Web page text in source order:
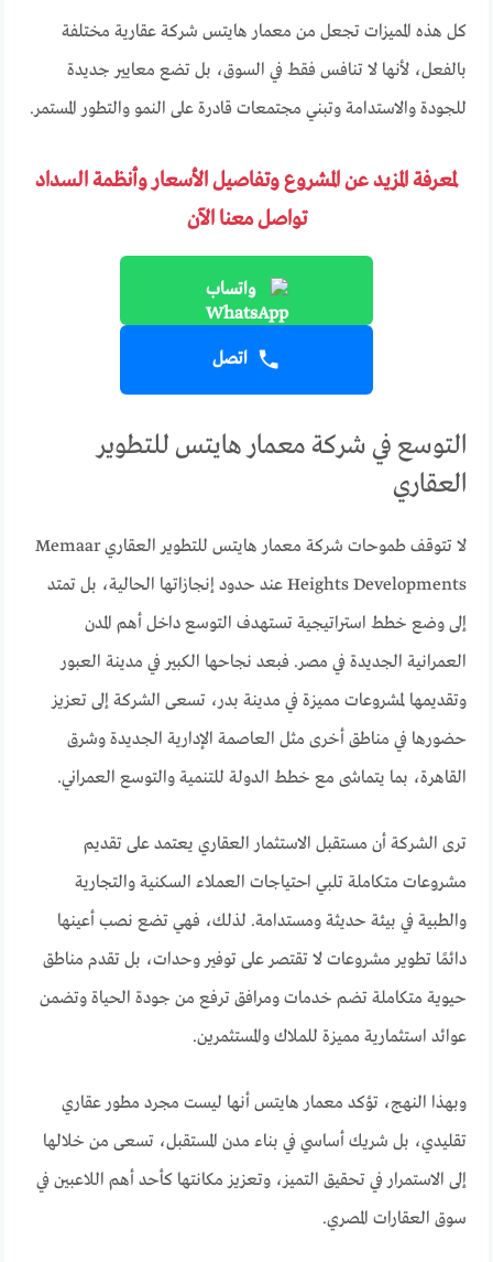
كل هذه المميزات تجعل من معمار هايتس شركة عقارية مختلفة
بالفعل، لأنها لا تنافس فقط في السوق، بل تضع معايير جديدة
للجودة والاستدامة وتبني مجتمعات قادرة على النمو والتطور المستمر.
لمعرفة المزيد عن المشروع وتفاصيل الأسعار وأنظمة السداد
تواصل معنا الآن
واتساب
اتصل
التوسع في شركة معمار هايتس للتطوير
العقاري
لا تتوقف طموحات شركة معمار هايتس للتطوير العقاري Memaar
Heights Developments عند حدود إنجازاتها الحالية، بل تمتد
إلى وضع خطط استراتيجية تستهدف التوسع داخل أهم المدن
العمرانية الجديدة في مصر. فبعد نجاحها الكبير في مدينة العبور
وتقديمها لمشروعات مميزة في مدينة بدر، تسعى الشركة إلى تعزيز
حضورها في مناطق أخرى مثل العاصمة الإدارية الجديدة وشرق
القاهرة، بما يتماشى مع خطط الدولة للتنمية والتوسع العمراني.
ترى الشركة أن مستقبل الاستثمار العقاري يعتمد على تقديم
مشروعات متكاملة تلبي احتياجات العملاء السكنية والتجارية
والطبية في بيئة حديثة ومستدامة. لذلك، فهي تضع نصب أعينها
دائمًا تطوير مشروعات لا تقتصر على توفير وحدات، بل تقدم مناطق
حيوية متكاملة تضم خدمات ومرافق ترفع من جودة الحياة وتضمن
عوائد استثمارية مميزة للملاك والمستثمرين.
وبهذا النهج، تؤكد معمار هايتس أنها ليست مجرد مطور عقاري
تقليدي، بل شريك أساسي في بناء مدن المستقبل، تسعى من خلالها
إلى الاستمرار في تحقيق التميز، وتعزيز مكانتها كأحد أهم اللاعبين في
سوق العقارات المصري.